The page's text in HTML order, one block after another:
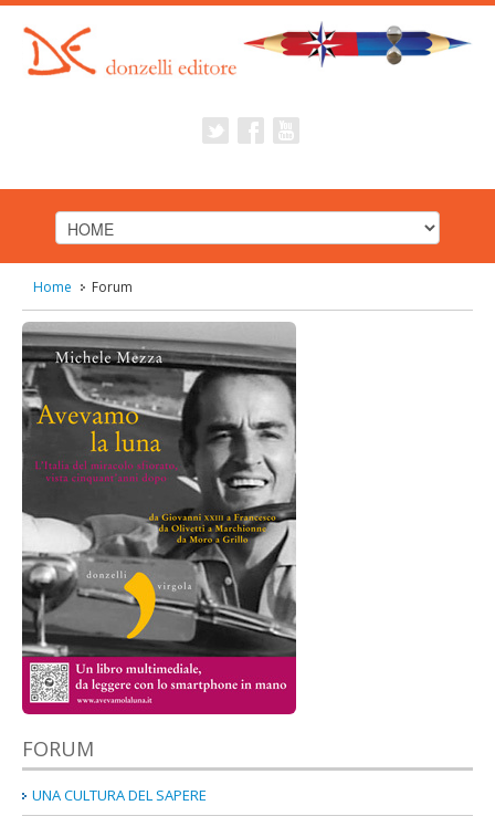
INDICE
avevamo la luna
Istruzioni per l’uso
Capitolo I - 40 mesi in libera uscita
Capitolo II - molta bellezza ma poca potenza
Capitolo III - la giraffa diventa elefante
Capitolo IV - i segni dei tempi
Capitolo V - l'Italian game delle lucciole
Capitolo VII - cronotopi di un autore invisibile - di
APPENDICE Riformisti inconciliabili di Francesco Cuozzo
Allegati - schede crono-storiche di Gianfranco Zucchi
VIDEO INCONTRI
Home Forum
FORUM
UNA CULTURA DEL SAPERE